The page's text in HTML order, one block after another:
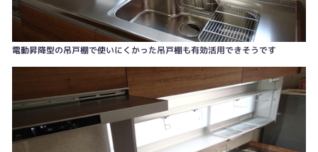
電動昇降型の吊戸棚で使いにくかった吊戸棚も有効活用できそうです